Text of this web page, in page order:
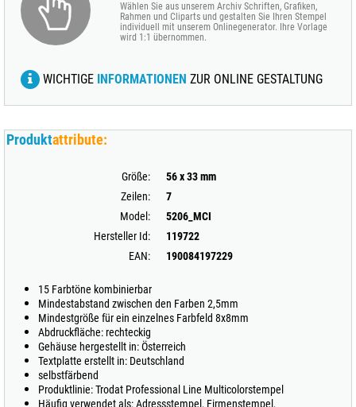
Wählen Sie aus unserem Archiv Schriften, Grafiken,
Rahmen und Cliparts und gestalten Sie Ihren Stempel
individuell mit unserem Onlinegenerator. Ihre Vorlage
wird 1:1 übernommen.
WICHTIGE INFORMATIONEN ZUR ONLINE GESTALTUNG
Produktattribute:
Größe:
56 x 33 mm
Zeilen:
7
Model:
5206_MCI
Hersteller Id:
119722
EAN:
190084197229
15 Farbtöne kombinierbar
Mindestabstand zwischen den Farben 2,5mm
Mindestgröße für ein einzelnes Farbfeld 8x8mm
Abdruckfläche: rechteckig
Gehäuse hergestellt in: Österreich
Textplatte erstellt in: Deutschland
selbstfärbend
Produktlinie: Trodat Professional Line Multicolorstempel
Häufig verwendet als: Adressstempel, Firmenstempel,